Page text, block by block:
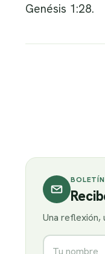
Genésis 1:28.
Una reflexión,
Nombre